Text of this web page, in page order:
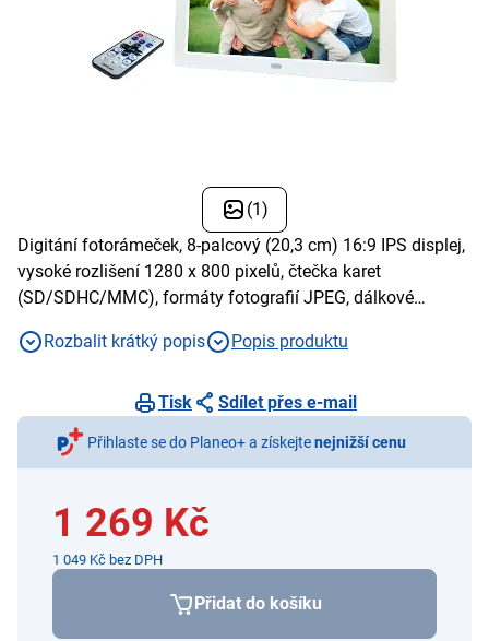
(1)
Digitání fotorámeček, 8-palcový (20,3 cm) 16:9 IPS displej,
vysoké rozlišení 1280 x 800 pixelů, čtečka karet
(SD/SDHC/MMC), formáty fotografií JPEG, dálkové
Rozbalit krátký popis
Popis produktu
Tisk Sdílet přes e-mail
Přihlaste se do Planeo+ a získejtenejnižší cenu
1 269 Kč
1 049 Kč bez DPH
Přidat do košíku